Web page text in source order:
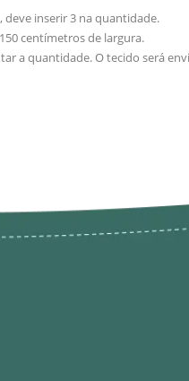
deve inserir 3 na quantidade.
centímetros de largura.
a quantidade. O tecido será